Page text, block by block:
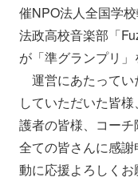
催NPO法人全国学
法政高校音楽部「
が「準グランプリ」
運営にあたってい
していただいた皆
護者の皆様、コー
全ての皆さんに感
動に応援よろしくお